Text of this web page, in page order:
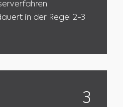
in der Regel 2-3
3